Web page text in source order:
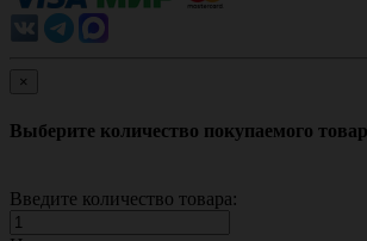
×
Выберите количество покупаемого
Введите количество товара: